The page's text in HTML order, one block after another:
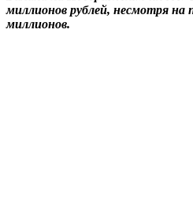
миллионов рублей, несмотря на
миллионов.